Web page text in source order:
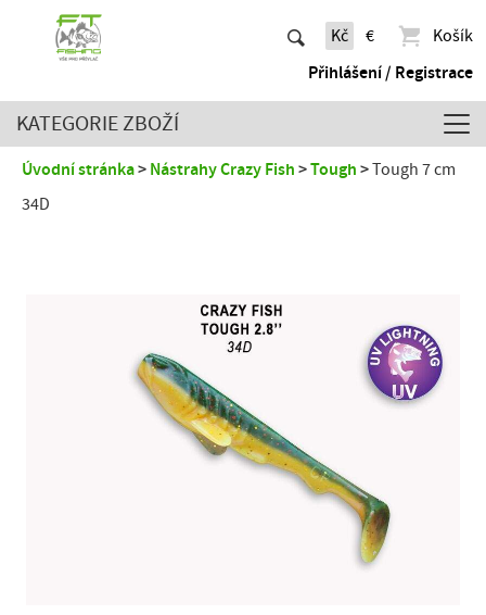
Kč €
Košík
Přihlášení / Registrace
KATEGORIE ZBOŽÍ
Úvodní stránka Nástrahy Crazy Fish Tough
Tough 7 cm
34D